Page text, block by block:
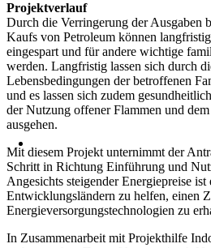
Projektverlauf
Durch die Verringerung der Ausgaben
Kaufs von Petroleum können
eingespart und für andere wichtige
werden. Langfristig lassen sich durch
Lebensbedingungen der betroffenen
und es lassen sich zudem
der Nutzung offener Flammen und
ausgehen.
Mit diesem Projekt unternimmt der
Schritt in Richtung Einführung und
Angesichts steigender Energiepreise
Entwicklungsländern zu helfen, einen
Energieversorgungstechnologien zu
In Zusammenarbeit mit Projekthilfe